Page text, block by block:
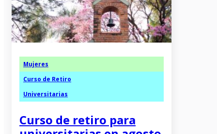
Mujeres
Curso de Retiro
Universitarias
Curso de retiro para